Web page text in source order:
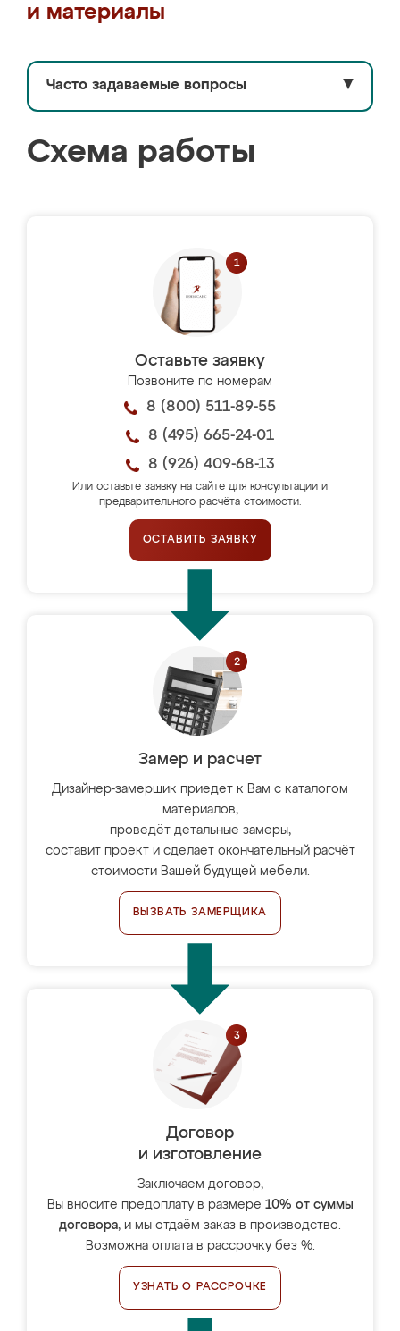
и материалы
Часто задаваемые вопросы ▼
Схема работы
Оставьте заявку
Позвоните по номерам
8 (800) 511-89-55
8 (495) 665-24-01
8 (926) 409-68-13
Или оставьте заявку на сайте для консультации и
предварительного расчёта стоимости.
ОСТАВИТЬ ЗАЯВКУ
Замер и расчет
Дизайнер-замерщик приедет к Вам с каталогом
материалов,
проведёт детальные замеры,
составит проект и сделает окончательный расчёт
стоимости Вашей будущей мебели.
ВЫЗВАТЬ ЗАМЕРЩИКА
Договор
и изготовление
Заключаем договор,
Вы вносите предоплату в размере 10% от суммы
договора, и мы отдаём заказ в производство.
Возможна оплата в рассрочку без %.
УЗНАТЬ О РАССРОЧКЕ